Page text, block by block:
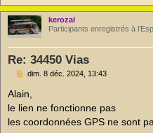
o
n
l
u
kerozal
Participants enregistrés à
Re: 34450 Vias
M
s
a
g
e
dim. 8 déc. 2024, 13:43
Alain,
le lien ne fonctionne pas
les coordonnées GPS ne sont